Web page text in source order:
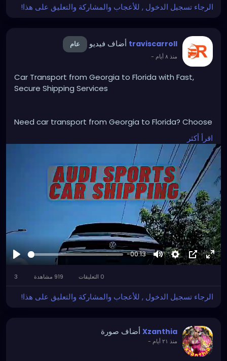
الرجاء تسجيل الدخول , للأعجاب والمشاركة والتعليق على هذا!
traviscarroll أضاف فيديو عام
منذ ٨ أيام -
Car Transport from Georgia to Florida with Fast,
Secure Shipping Services
Need car transport from Georgia to Florida? Choose
affordable, and efficient vehicle transportation
across the USA. Enjoy door-to-door service,
experienced carriers, competitive pricing, and on-
time delivery. Whether relocating, buying, or selling a
vehicle, request a free quote today for dependable
Georgia to Florida car transport services.
Visit us: https://l1nq.com/f8yv2js
اقرأ أكثر
لعب
-00:13
كتم Settings
صورة
3
الرجاء تسجيل الدخول , للأعجاب والمشاركة والتعليق على هذا!
Xzanthia أضاف صورة
منذ ٢١ أيام -